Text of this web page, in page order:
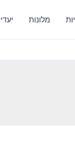
מלונות